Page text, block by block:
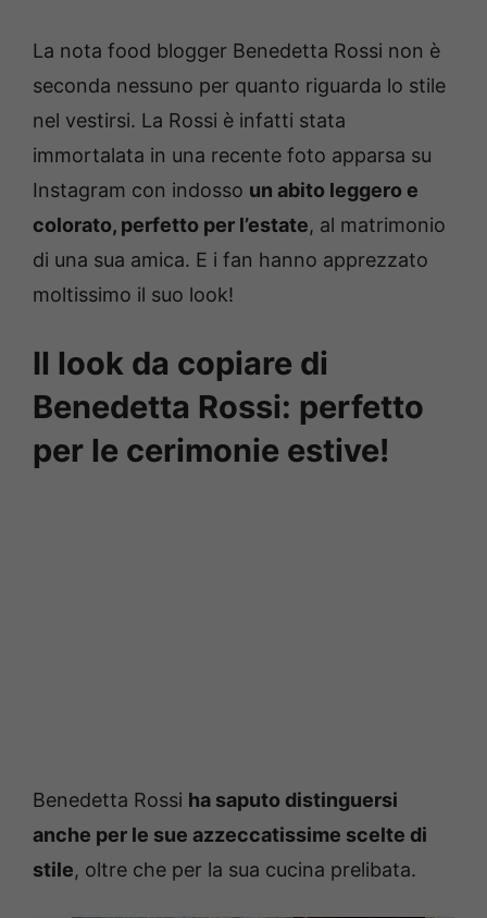
La nota food blogger Benedetta Rossi non è
seconda nessuno per quanto riguarda lo stile
nel vestirsi. La Rossi è infatti stata
immortalata in una recente foto apparsa su
Instagram con indosso un abito leggero e
colorato, perfetto per l’estate, al matrimonio
di una sua amica. E i fan hanno apprezzato
moltissimo il suo look!
Il look da copiare di
Benedetta Rossi: perfetto
per le cerimonie estive!
Benedetta Rossi ha saputo distinguersi
anche per le sue azzeccatissime scelte di
stile, oltre che per la sua cucina prelibata.